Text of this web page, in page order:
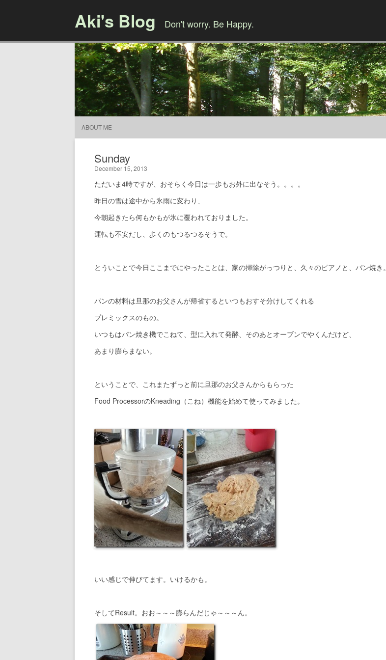
Aki's Blog Don't worry. Be Happy.
ABOUT ME
Sunday
December 15, 2013
ただいま4時ですが、おそらく今日は一歩もお外に出なそう。。。。
昨日の雪は途中から氷雨に変わり、
今朝起きたら何もかもが氷に覆われておりました。
運転も不安だし、歩くのもつるつるそうで。
とういことで今日ここまでにやったことは、家の掃除がっつりと、久々のピアノと、パン焼き。
パンの材料は旦那のお父さんが帰省するといつもおすそ分けしてくれる
プレミックスのもの。
いつもはパン焼き機でこねて、型に入れて発酵、そのあとオーブンでやくんだけど、
あまり膨らまない。
ということで、これまたずっと前に旦那のお父さんからもらった
Food ProcessorのKneading（こね）機能を始めて使ってみました。
いい感じで伸びてます。いけるかも。
そしてResult。おお～～～膨らんだじゃ～～～ん。